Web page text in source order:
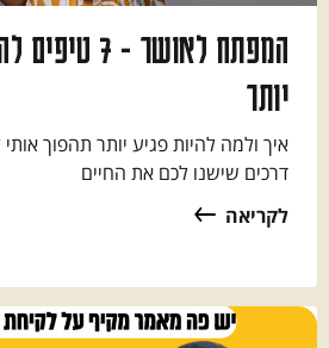
המפתח לאושר -
יותר
דרכים שישנו לכם את החיים
לקריאה